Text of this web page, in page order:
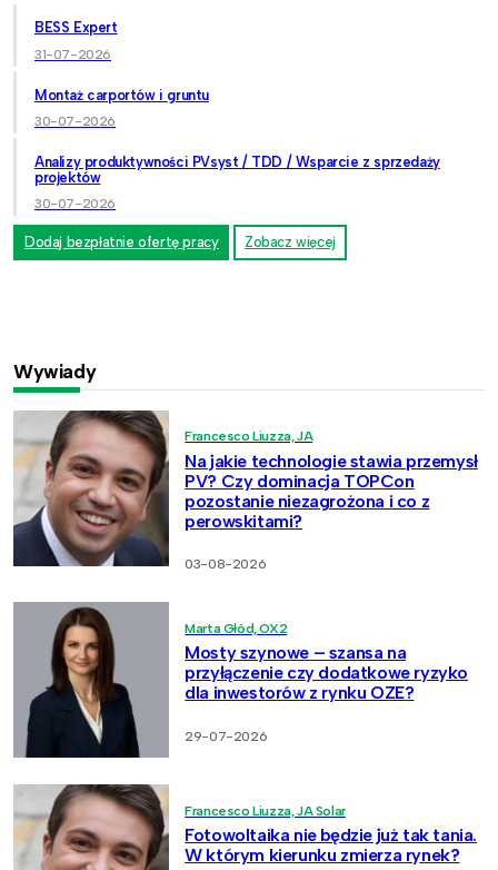
BESS Expert
31-07-2026
Montaż carportów i gruntu
30-07-2026
Analizy produktywności PVsyst / TDD / Wsparcie z sprzedaży
projektów
30-07-2026
Dodaj bezpłatnie ofertę pracy Zobacz więcej
Wywiady
Francesco Liuzza, JA
Na jakie technologie stawia przemysł
PV? Czy dominacja TOPCon
pozostanie niezagrożona i co z
perowskitami?
03-08-2026
Marta Głód, OX2
Mosty szynowe – szansa na
przyłączenie czy dodatkowe ryzyko
dla inwestorów z rynku OZE?
29-07-2026
Francesco Liuzza, JA Solar
Fotowoltaika nie będzie już tak tania.
W którym kierunku zmierza rynek?